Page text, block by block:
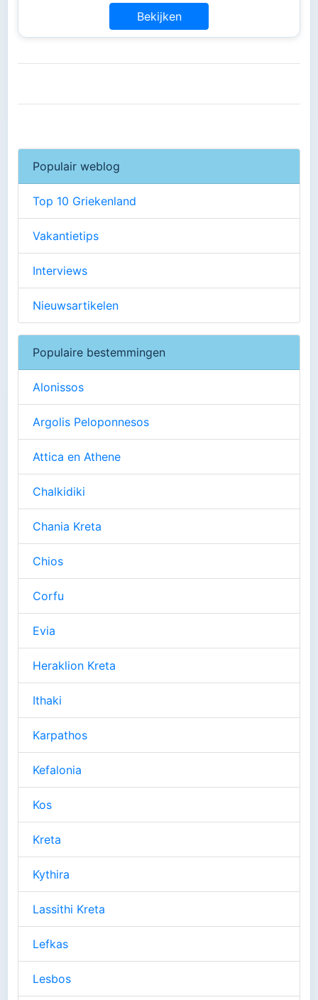
Bekijken
Populair weblog
Top 10 Griekenland
Vakantietips
Interviews
Nieuwsartikelen
Populaire bestemmingen
Alonissos
Argolis Peloponnesos
Attica en Athene
Chalkidiki
Chania Kreta
Chios
Corfu
Evia
Heraklion Kreta
Ithaki
Karpathos
Kefalonia
Kos
Kreta
Kythira
Lassithi Kreta
Lefkas
Lesbos